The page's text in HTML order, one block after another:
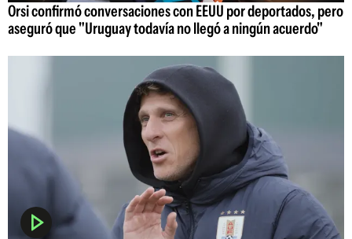
Orsi confirmó conversaciones con EEUU por deportados, pero
aseguró que "Uruguay todavía no llegó a ningún acuerdo"